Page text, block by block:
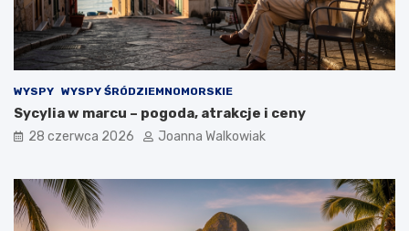
WYSPY WYSPY ŚRÓDZIEMNOMORSKIE
Sycylia w marcu – pogoda, atrakcje i ceny
28 czerwca 2026 Joanna Walkowiak